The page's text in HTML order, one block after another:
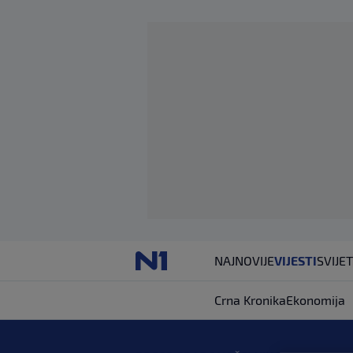
NAJNOVIJEVIJESTISVIJET
Crna KronikaEkonomija